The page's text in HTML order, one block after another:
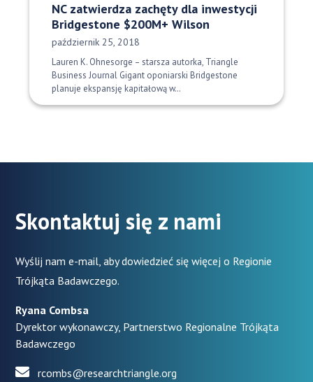
NC zatwierdza zachęty dla inwestycji
Bridgestone $200M+ Wilson
Data opublikowania:
październik 25, 2018
Lauren K. Ohnesorge – starsza autorka, Triangle
Business Journal Gigant oponiarski Bridgestone
planuje ekspansję kapitałową w…
Skontaktuj się z nami
Wyślij nam e-mail, aby dowiedzieć się więcej o Regionie
Trójkąta Badawczego.
Ryana Combsa
Dyrektor wykonawczy, Partnerstwo Regionalne Trójkąta
Badawczego
rcombs@researchtriangle.org